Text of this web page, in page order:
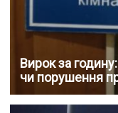
Вирок за
чи порушення